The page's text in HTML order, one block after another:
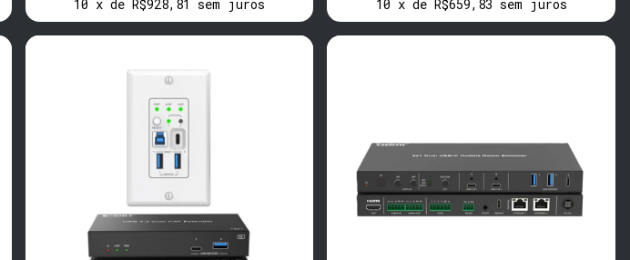
10 x de R$928,81 sem juros
10 x de R$659,83 sem juros